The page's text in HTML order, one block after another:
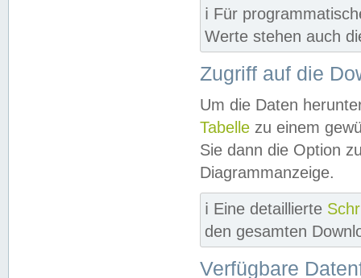
ℹ️ Für
Werte stehen auch
Zugriff auf die
Um die Daten
Tabelle zu einem
Sie dann die Option
Diagrammanzeige.
ℹ️ Eine detaillierte
den gesamten
Verfügbare